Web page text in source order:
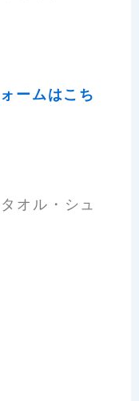
ームはこち
オル・シュ